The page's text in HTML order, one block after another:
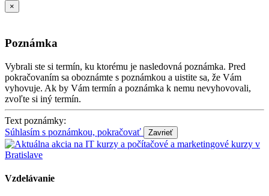
×
Poznámka
Vybrali ste si termín, ku ktorému je nasledovná poznámka. Pred
pokračovaním sa oboznámte s poznámkou a uistite sa, že Vám
vyhovuje. Ak by Vám termín a poznámka k nemu nevyhovovali,
zvoľte si iný termín.
Text poznámky:
Súhlasím s poznámkou, pokračovať
Vzdelávanie